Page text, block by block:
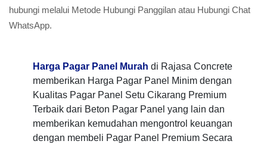
hubungi melalui Metode Hubungi Panggilan atau Hubungi Chat
WhatsApp.
Harga Pagar Panel Murah di Rajasa Concrete
memberikan Harga Pagar Panel Minim dengan
Kualitas Pagar Panel Setu Cikarang Premium
Terbaik dari Beton Pagar Panel yang lain dan
memberikan kemudahan mengontrol keuangan
dengan membeli Pagar Panel Premium Secara